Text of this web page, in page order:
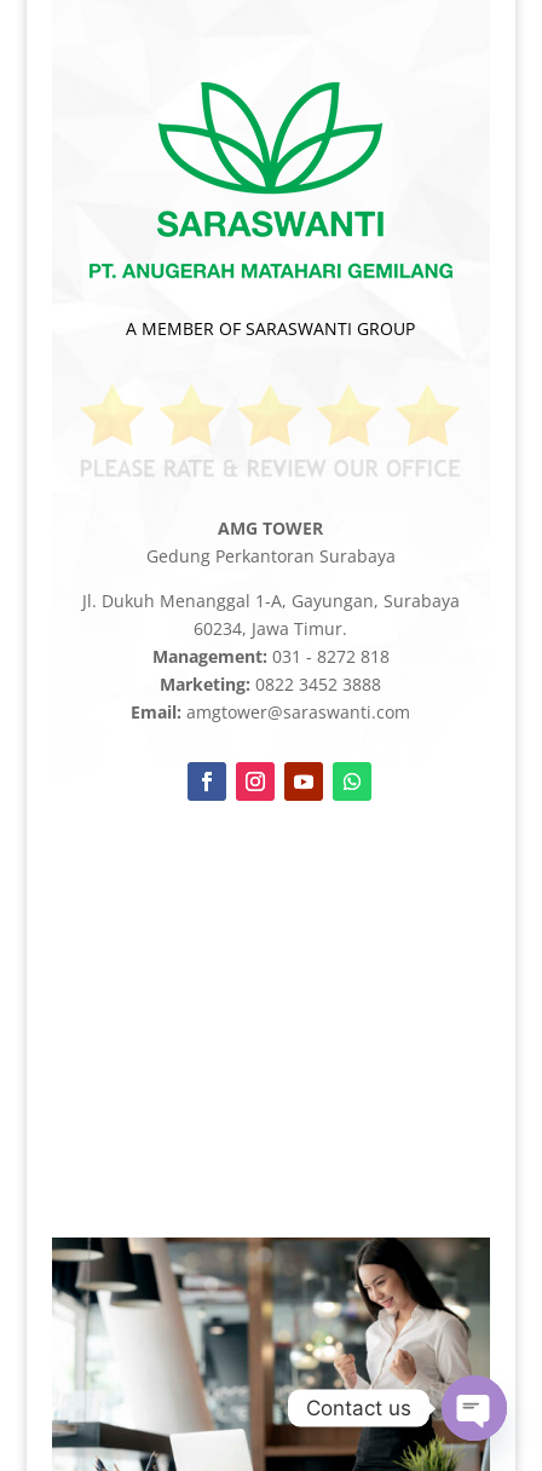
A MEMBER OF SARASWANTI GROUP
AMG TOWER
Gedung Perkantoran Surabaya
Jl. Dukuh Menanggal 1-A, Gayungan, Surabaya
60234, Jawa Timur.
Management: 031 - 8272 818
Marketing: 0822 3452 3888
Email: amgtower@saraswanti.com
Contact us
Open